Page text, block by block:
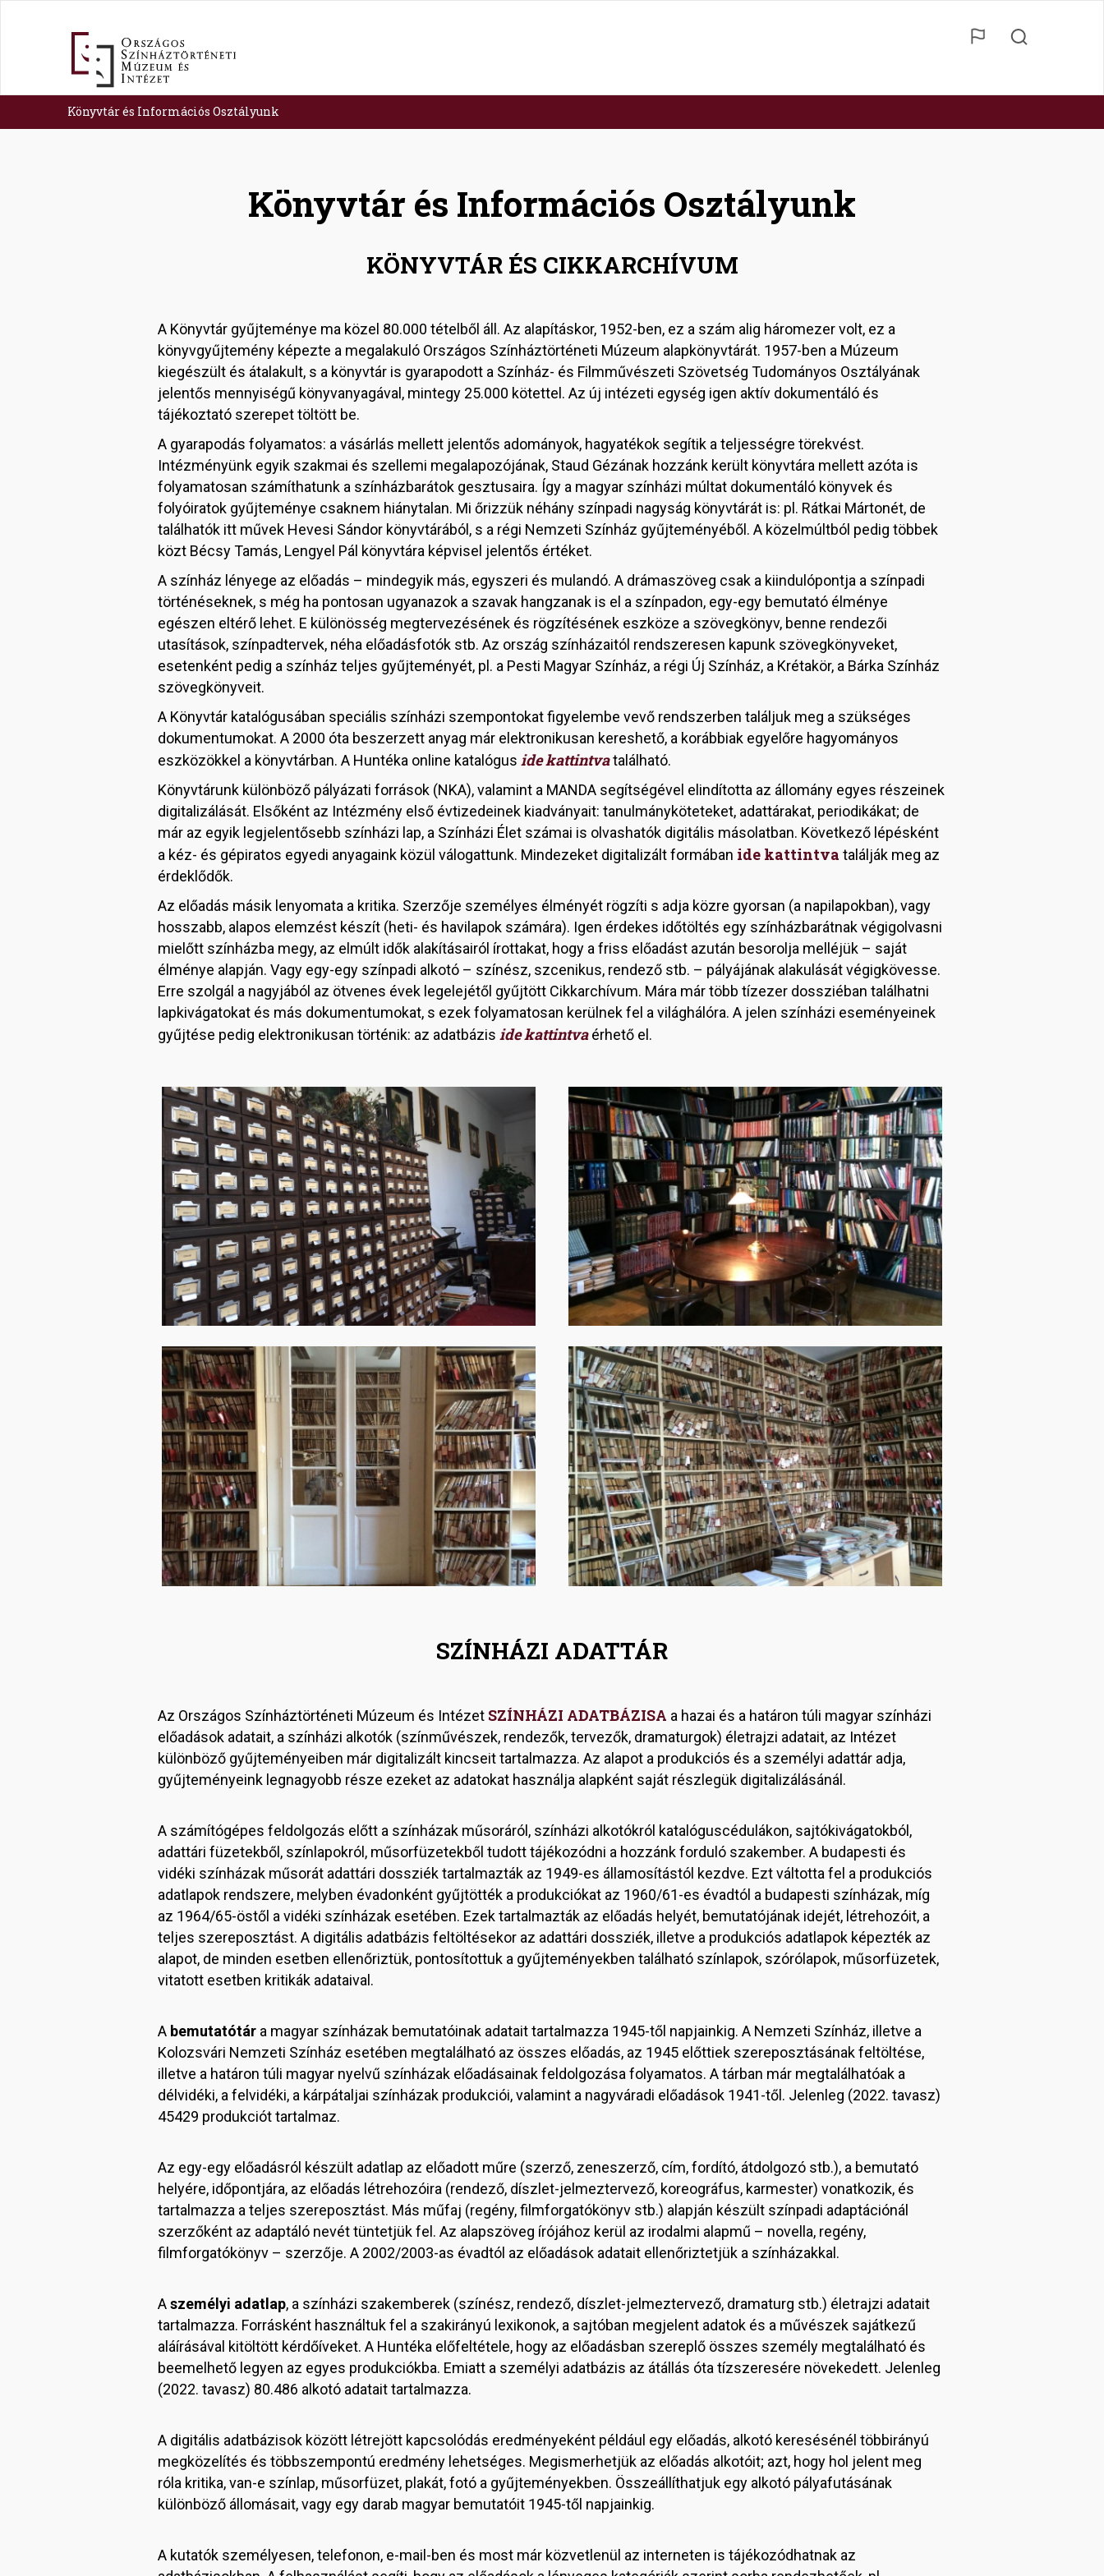
Könyvtár és Információs Osztályunk
Könyvtár és Információs Osztályunk
KÖNYVTÁR ÉS CIKKARCHÍVUM
A Könyvtár gyűjteménye ma közel 80.000 tételből áll. Az alapításkor, 1952-ben, ez a szám alig háromezer volt, ez a
könyvgyűjtemény képezte a megalakuló Országos Színháztörténeti Múzeum alapkönyvtárát. 1957-ben a Múzeum
kiegészült és átalakult, s a könyvtár is gyarapodott a Színház- és Filmművészeti Szövetség Tudományos Osztályának
jelentős mennyiségű könyvanyagával, mintegy 25.000 kötettel. Az új intézeti egység igen aktív dokumentáló és
tájékoztató szerepet töltött be.
A gyarapodás folyamatos: a vásárlás mellett jelentős adományok, hagyatékok segítik a teljességre törekvést.
Intézményünk egyik szakmai és szellemi megalapozójának, Staud Gézának hozzánk került könyvtára mellett azóta is
folyamatosan számíthatunk a színházbarátok gesztusaira. Így a magyar színházi múltat dokumentáló könyvek és
folyóiratok gyűjteménye csaknem hiánytalan. Mi őrizzük néhány színpadi nagyság könyvtárát is: pl. Rátkai Mártonét, de
találhatók itt művek Hevesi Sándor könyvtárából, s a régi Nemzeti Színház gyűjteményéből. A közelmúltból pedig többek
közt Bécsy Tamás, Lengyel Pál könyvtára képvisel jelentős értéket.
A színház lényege az előadás – mindegyik más, egyszeri és mulandó. A drámaszöveg csak a kiindulópontja a színpadi
történéseknek, s még ha pontosan ugyanazok a szavak hangzanak is el a színpadon, egy-egy bemutató élménye
egészen eltérő lehet. E különösség megtervezésének és rögzítésének eszköze a szövegkönyv, benne rendezői
utasítások, színpadtervek, néha előadásfotók stb. Az ország színházaitól rendszeresen kapunk szövegkönyveket,
esetenként pedig a színház teljes gyűjteményét, pl. a Pesti Magyar Színház, a régi Új Színház, a Krétakör, a Bárka Színház
szövegkönyveit.
A Könyvtár katalógusában speciális színházi szempontokat figyelembe vevő rendszerben találjuk meg a szükséges
dokumentumokat. A 2000 óta beszerzett anyag már elektronikusan kereshető, a korábbiak egyelőre hagyományos
eszközökkel a könyvtárban. A Huntéka online katalógus ide kattintvatalálható.
Könyvtárunk különböző pályázati források (NKA), valamint a MANDA segítségével elindította az állomány egyes részeinek
digitalizálását. Elsőként az Intézmény első évtizedeinek kiadványait: tanulmányköteteket, adattárakat, periodikákat; de
már az egyik legjelentősebb színházi lap, a Színházi Élet számai is olvashatók digitális másolatban. Következő lépésként
a kéz- és gépiratos egyedi anyagaink közül válogattunk. Mindezeket digitalizált formában ide kattintva találják meg az
érdeklődők.
Az előadás másik lenyomata a kritika. Szerzője személyes élményét rögzíti s adja közre gyorsan (a napilapokban), vagy
hosszabb, alapos elemzést készít (heti- és havilapok számára). Igen érdekes időtöltés egy színházbarátnak végigolvasni
mielőtt színházba megy, az elmúlt idők alakításairól írottakat, hogy a friss előadást azután besorolja melléjük – saját
élménye alapján. Vagy egy-egy színpadi alkotó – színész, szcenikus, rendező stb. – pályájának alakulását végigkövesse.
Erre szolgál a nagyjából az ötvenes évek legelejétől gyűjtött Cikkarchívum. Mára már több tízezer dossziéban találhatni
lapkivágatokat és más dokumentumokat, s ezek folyamatosan kerülnek fel a világhálóra. A jelen színházi eseményeinek
gyűjtése pedig elektronikusan történik: az adatbázis ide kattintvaérhető el.
SZÍNHÁZI ADATTÁR
Az Országos Színháztörténeti Múzeum és Intézet SZÍNHÁZI ADATBÁZISA a hazai és a határon túli magyar színházi
előadások adatait, a színházi alkotók (színművészek, rendezők, tervezők, dramaturgok) életrajzi adatait, az Intézet
különböző gyűjteményeiben már digitalizált kincseit tartalmazza. Az alapot a produkciós és a személyi adattár adja,
gyűjteményeink legnagyobb része ezeket az adatokat használja alapként saját részlegük digitalizálásánál.
A számítógépes feldolgozás előtt a színházak műsoráról, színházi alkotókról katalóguscédulákon, sajtókivágatokból,
adattári füzetekből, színlapokról, műsorfüzetekből tudott tájékozódni a hozzánk forduló szakember. A budapesti és
vidéki színházak műsorát adattári dossziék tartalmazták az 1949-es államosítástól kezdve. Ezt váltotta fel a produkciós
adatlapok rendszere, melyben évadonként gyűjtötték a produkciókat az 1960/61-es évadtól a budapesti színházak, míg
az 1964/65-östől a vidéki színházak esetében. Ezek tartalmazták az előadás helyét, bemutatójának idejét, létrehozóit, a
teljes szereposztást. A digitális adatbázis feltöltésekor az adattári dossziék, illetve a produkciós adatlapok képezték az
alapot, de minden esetben ellenőriztük, pontosítottuk a gyűjteményekben található színlapok, szórólapok, műsorfüzetek,
vitatott esetben kritikák adataival.
A bemutatótár a magyar színházak bemutatóinak adatait tartalmazza 1945-től napjainkig. A Nemzeti Színház, illetve a
Kolozsvári Nemzeti Színház esetében megtalálható az összes előadás, az 1945 előttiek szereposztásának feltöltése,
illetve a határon túli magyar nyelvű színházak előadásainak feldolgozása folyamatos. A tárban már megtalálhatóak a
délvidéki, a felvidéki, a kárpátaljai színházak produkciói, valamint a nagyváradi előadások 1941-től. Jelenleg (2022. tavasz)
45429 produkciót tartalmaz.
Az egy-egy előadásról készült adatlap az előadott műre (szerző, zeneszerző, cím, fordító, átdolgozó stb.), a bemutató
helyére, időpontjára, az előadás létrehozóira (rendező, díszlet-jelmeztervező, koreográfus, karmester) vonatkozik, és
tartalmazza a teljes szereposztást. Más műfaj (regény, filmforgatókönyv stb.) alapján készült színpadi adaptációnál
szerzőként az adaptáló nevét tüntetjük fel. Az alapszöveg írójához kerül az irodalmi alapmű – novella, regény,
filmforgatókönyv – szerzője. A 2002/2003-as évadtól az előadások adatait ellenőriztetjük a színházakkal.
Aszemélyi adatlap, a színházi szakemberek (színész, rendező, díszlet-jelmeztervező, dramaturg stb.) életrajzi adatait
tartalmazza. Forrásként használtuk fel a szakirányú lexikonok, a sajtóban megjelent adatok és a művészek sajátkezű
aláírásával kitöltött kérdőíveket. A Huntéka előfeltétele, hogy az előadásban szereplő összes személy megtalálható és
beemelhető legyen az egyes produkciókba. Emiatt a személyi adatbázis az átállás óta tízszeresére növekedett. Jelenleg
(2022. tavasz) 80.486 alkotó adatait tartalmazza.
A digitális adatbázisok között létrejött kapcsolódás eredményeként például egy előadás, alkotó keresésénél többirányú
megközelítés és többszempontú eredmény lehetséges. Megismerhetjük az előadás alkotóit; azt, hogy hol jelent meg
róla kritika, van-e színlap, műsorfüzet, plakát, fotó a gyűjteményekben. Összeállíthatjuk egy alkotó pályafutásának
különböző állomásait, vagy egy darab magyar bemutatóit 1945-től napjainkig.
A kutatók személyesen, telefonon, e-mail-ben és most már közvetlenül az interneten is tájékozódhatnak az